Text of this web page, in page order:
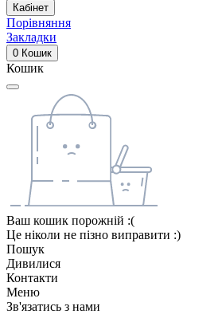
Кабінет
Порівняння
Закладки
0 Кошик
Кошик
Ваш кошик порожній :(
Це ніколи не пізно виправити :)
Пошук
Дивилися
Контакти
Меню
Зв'язатись з нами